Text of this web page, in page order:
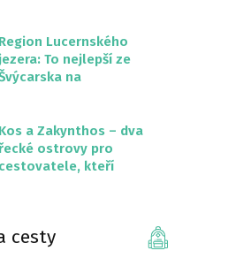
Region Lucernského
jezera: To nejlepší ze
na
Kos a Zakynthos – dva
řecké ostrovy pro
cestovatele, kteří
cesty